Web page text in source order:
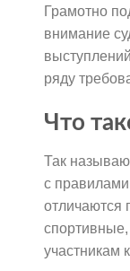
Грамотно
внимание
ряду
Что
Так
с
отличаются
участникам